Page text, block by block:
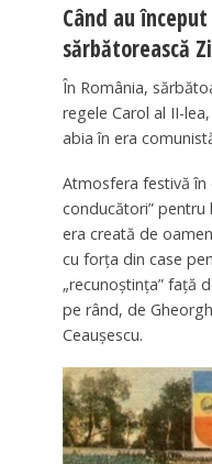
Când au
sărbătorească
În România,
regele Carol al II-
abia în era
Atmosfera festivă în
conducători” pentru
era creată de
cu forţa din case
„recunoştinţa” faţă
pe rând, de
Ceauşescu.